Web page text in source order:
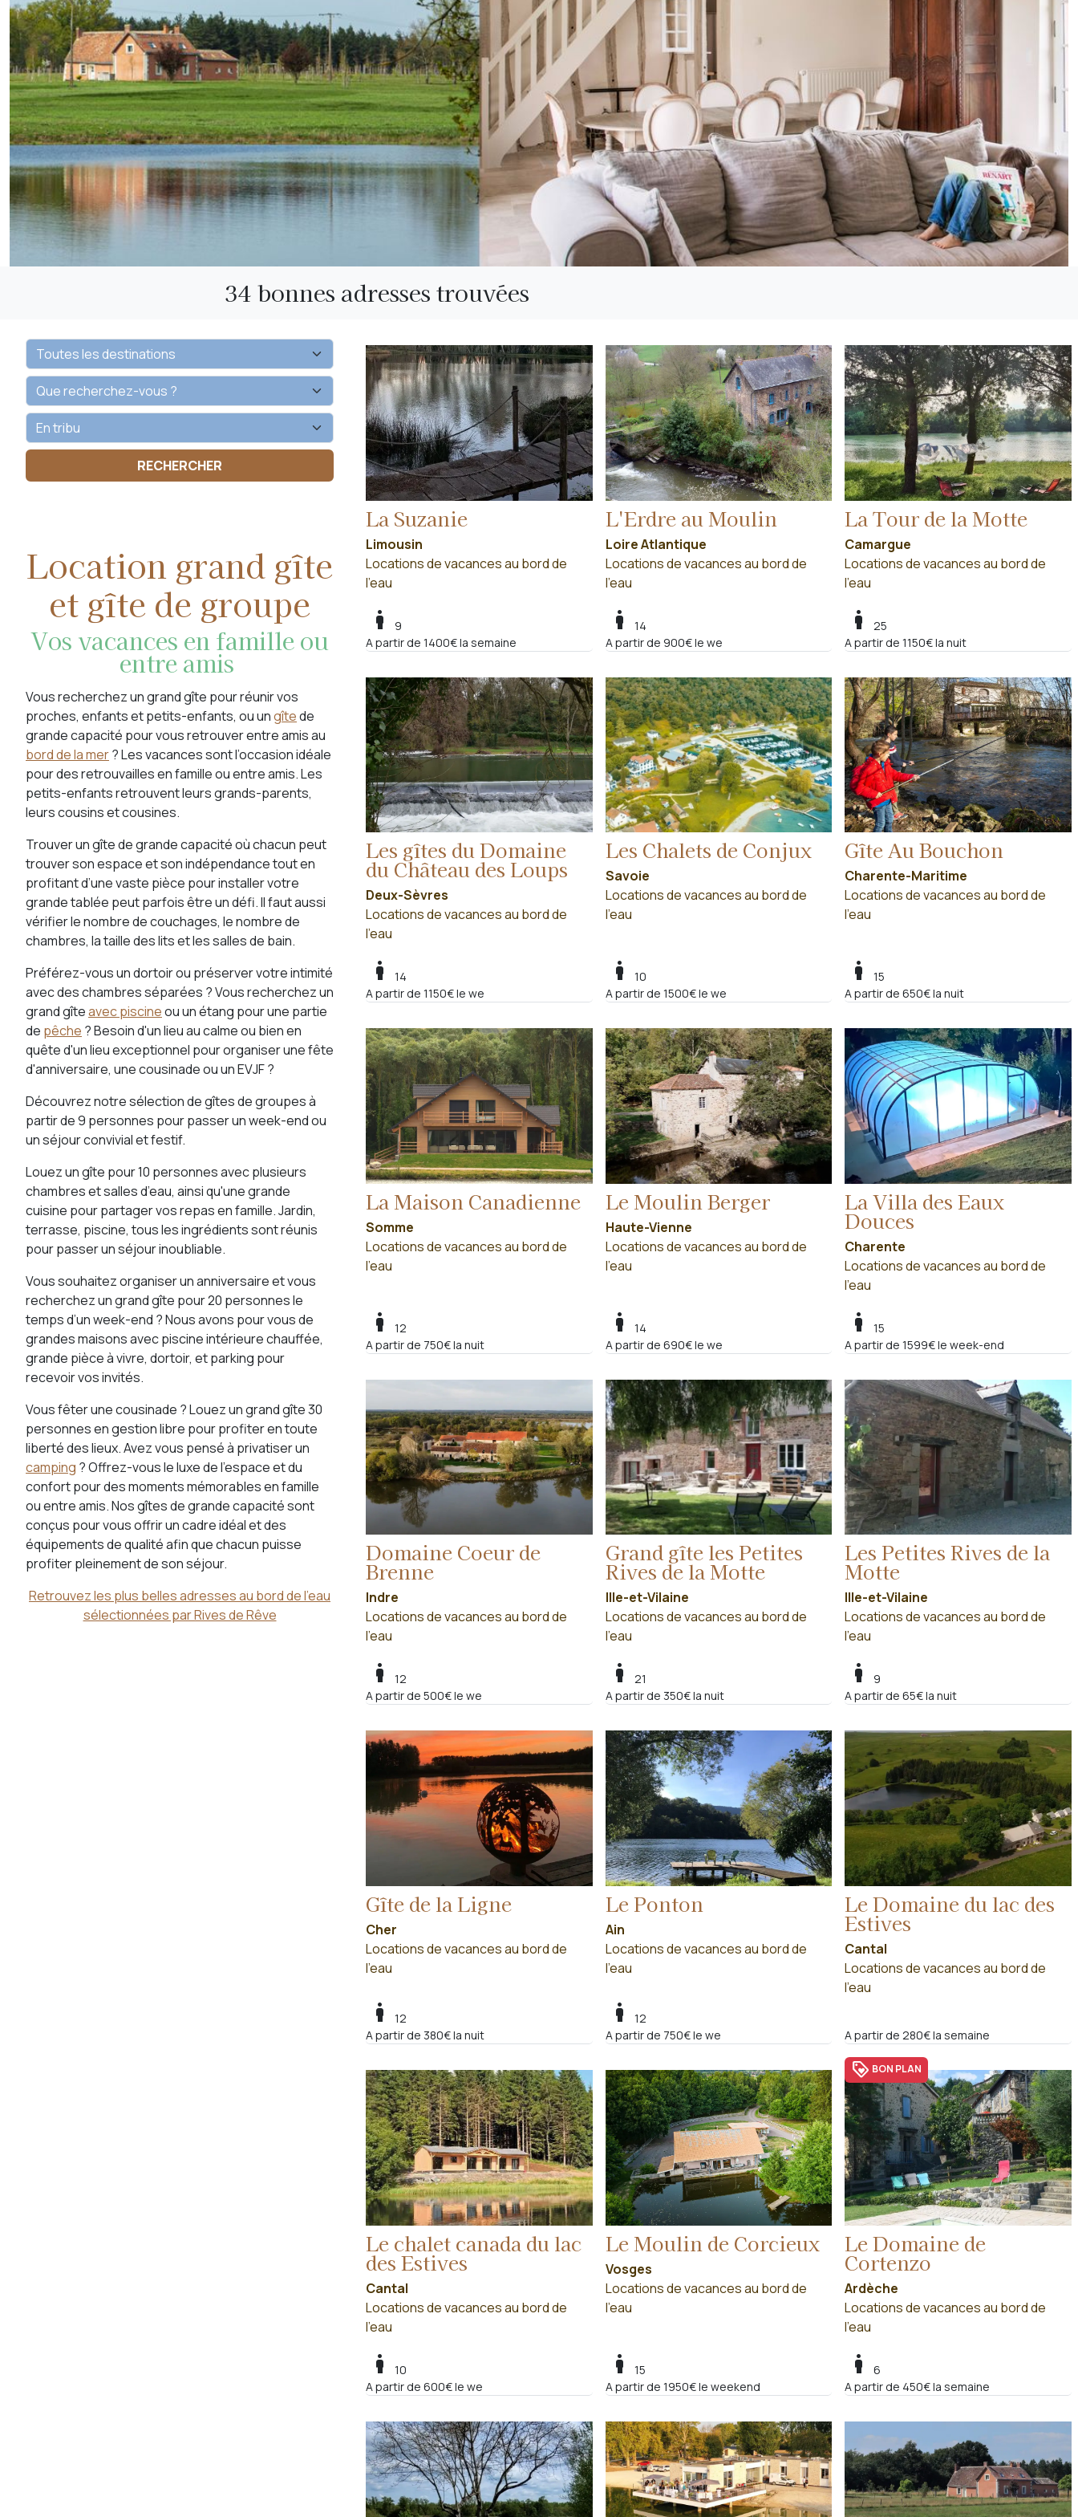
34 bonnes adresses trouvées
Location grand gîte
et gîte de groupe
Vos vacances en famille ou
entre amis
Vous recherchez un grand gîte pour réunir vos
proches, enfants et petits-enfants, ou ungîtede
grande capacité pour vous retrouver entre amis au
bord de la mer? Les vacances sont l’occasion idéale
pour des retrouvailles en famille ou entre amis. Les
petits-enfants retrouvent leurs grands-parents,
leurs cousins et cousines.
Trouver un gîte de grande capacité où chacun peut
trouver son espace et son indépendance tout en
profitant d’une vaste pièce pour installer votre
grande tablée peut parfois être un défi. Il faut aussi
vérifier le nombre de couchages, le nombre de
chambres, la taille des lits et les salles de bain.
Préférez-vous un dortoir ou préserver votre intimité
avec des chambres séparées ? Vous recherchez un
grand gîteavec piscineou un étang pour une partie
de pêche ? Besoin d'un lieu au calme ou bien en
quête d'un lieu exceptionnel pour organiser une fête
d'anniversaire, une cousinade ou un EVJF ?
Découvrez notre sélection de gîtes de groupes à
partir de 9 personnes pour passer un week-end ou
un séjour convivial et festif.
Louez un gîte pour 10 personnes avec plusieurs
chambres et salles d’eau, ainsi qu'une grande
cuisine pour partager vos repas en famille. Jardin,
terrasse, piscine, tous les ingrédients sont réunis
pour passer un séjour inoubliable.
Vous souhaitez organiser un anniversaire et vous
recherchez un grand gîte pour 20 personnes le
temps d’un week-end ? Nous avons pour vous de
grandes maisons avec piscine intérieure chauffée,
grande pièce à vivre, dortoir, et parking pour
recevoir vos invités.
Vous fêter une cousinade ? Louez un grand gîte 30
personnes en gestion libre pour profiter en toute
liberté des lieux. Avez vous pensé à privatiser un
camping ? Offrez-vous le luxe de l'espace et du
confort pour des moments mémorables en famille
ou entre amis. Nos gîtes de grande capacité sont
conçus pour vous offrir un cadre idéal et des
équipements de qualité afin que chacun puisse
profiter pleinement de son séjour.
Retrouvez les plus belles adresses au bord de l'eau
sélectionnées par Rives de Rêve
La Suzanie
Limousin
Locations de vacances au bord de
l'eau
boy
9
A partir de 1400€ la semaine
L'Erdre au Moulin
Loire Atlantique
Locations de vacances au bord de
l'eau
boy
14
A partir de 900€ le we
La Tour de la Motte
Camargue
Locations de vacances au bord de
l'eau
boy
25
A partir de 1150€ la nuit
Les gîtes du Domaine
du Château des Loups
Deux-Sèvres
Locations de vacances au bord de
l'eau
boy
14
A partir de 1150€ le we
Les Chalets de Conjux
Savoie
Locations de vacances au bord de
l'eau
boy
10
A partir de 1500€ le we
Gîte Au Bouchon
Charente-Maritime
Locations de vacances au bord de
l'eau
boy15
A partir de 650€ la nuit
La Maison Canadienne
Somme
Locations de vacances au bord de
l'eau
boy
12
A partir de 750€ la nuit
Le Moulin Berger
Haute-Vienne
Locations de vacances au bord de
l'eau
boy
14
A partir de 690€ le we
La Villa des Eaux
Douces
Charente
Locations de vacances au bord de
l'eau
boy15
A partir de 1599€ le week-end
Domaine Coeur de
Brenne
Indre
Locations de vacances au bord de
l'eau
boy
12
A partir de 500€ le we
Grand gîte les Petites
Rives de la Motte
Ille-et-Vilaine
Locations de vacances au bord de
l'eau
boy
21
A partir de 350€ la nuit
Les Petites Rives de la
Motte
Ille-et-Vilaine
Locations de vacances au bord de
l'eau
boy
9
A partir de 65€ la nuit
Gîte de la Ligne
Cher
Locations de vacances au bord de
l'eau
boy
12
A partir de 380€ la nuit
Le Ponton
Ain
Locations de vacances au bord de
l'eau
boy
12
A partir de 750€ le we
Le Domaine du lac des
Estives
Cantal
Locations de vacances au bord de
l'eau
A partir de 280€ la semaine
Le chalet canada du lac
des Estives
Cantal
Locations de vacances au bord de
l'eau
boy
10
A partir de 600€ le we
Le Moulin de Corcieux
Vosges
Locations de vacances au bord de
l'eau
boy
15
A partir de 1950€ le weekend
loyalty BON PLAN
Le Domaine de
Cortenzo
Ardèche
Locations de vacances au bord de
l'eau
boy6
A partir de 450€ la semaine